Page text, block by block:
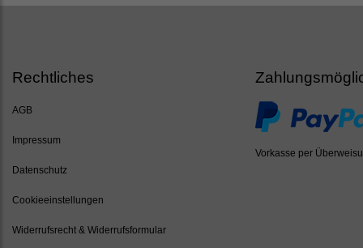
Rechtliches
AGB
Impressum
Datenschutz
Cookieeinstellungen
Widerrufsrecht & Widerrufsformular
Vorkasse per